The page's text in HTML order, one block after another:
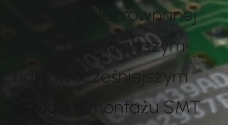
precyzji i niezrównanej
jakości dzięki naszym
najnowocześniejszym
usługom montażu SMT